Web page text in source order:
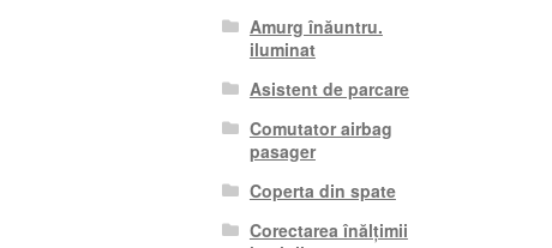
Amurg înăuntru.
iluminat
Asistent de parcare
Comutator airbag
pasager
Coperta din spate
Corectarea înălțimii